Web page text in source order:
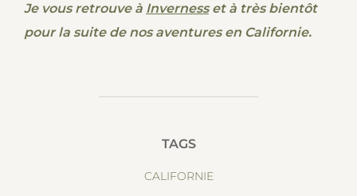
Je vous retrouve à Invernesset à très bientôt
pour la suite de nos aventures en Californie.
TAGS
CALIFORNIE